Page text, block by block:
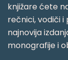
knjižare ćete
rečnici, vodiči
najnovija
monografije i